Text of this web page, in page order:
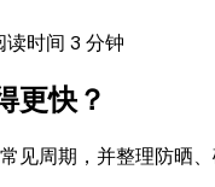
读时间 3 分钟
更快？
见周期，并整理防晒